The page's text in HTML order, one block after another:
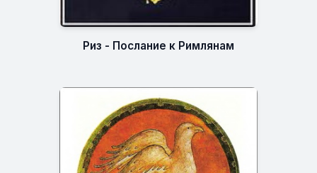
Риз - Послание к Римлянам